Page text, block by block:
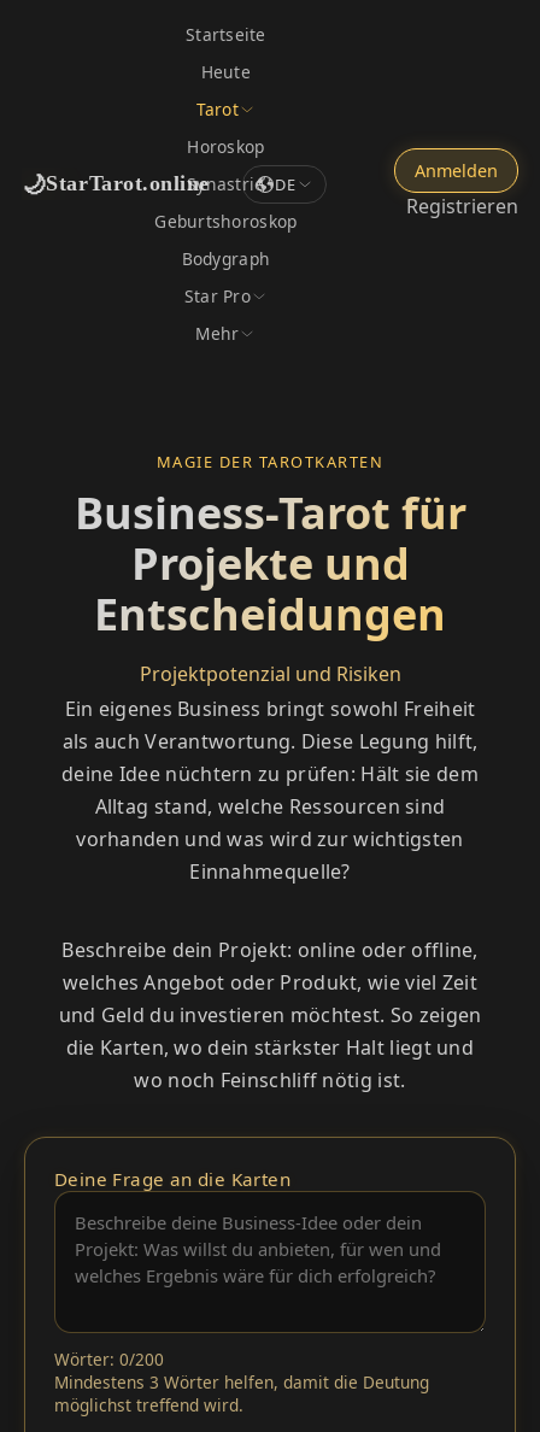
🌙StarTarot.online
Startseite
Heute
Tarot
Horoskop
Synastrie
Geburtshoroskop
Bodygraph
Star Pro
Mehr
DE
Anmelden
Registrieren
MAGIE DER TAROTKARTEN
Business-Tarot für
Projekte und
Entscheidungen
Projektpotenzial und Risiken
Ein eigenes Business bringt sowohl Freiheit
als auch Verantwortung. Diese Legung hilft,
deine Idee nüchtern zu prüfen: Hält sie dem
Alltag stand, welche Ressourcen sind
vorhanden und was wird zur wichtigsten
Einnahmequelle?
Beschreibe dein Projekt: online oder offline,
welches Angebot oder Produkt, wie viel Zeit
und Geld du investieren möchtest. So zeigen
die Karten, wo dein stärkster Halt liegt und
wo noch Feinschliff nötig ist.
Deine Frage an die Karten
Wörter: 0/200
Mindestens 3 Wörter helfen, damit die Deutung
möglichst treffend wird.